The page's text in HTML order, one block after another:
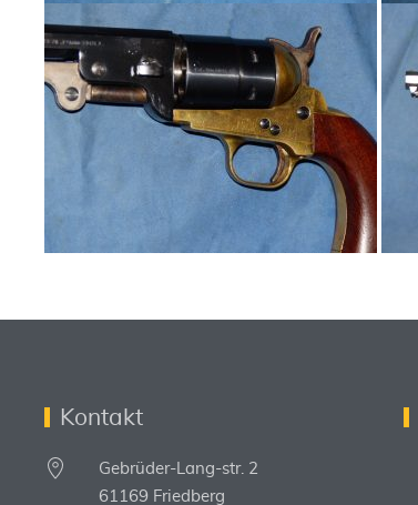
Kontakt
Gebrüder-Lang-str. 2
61169 Friedberg